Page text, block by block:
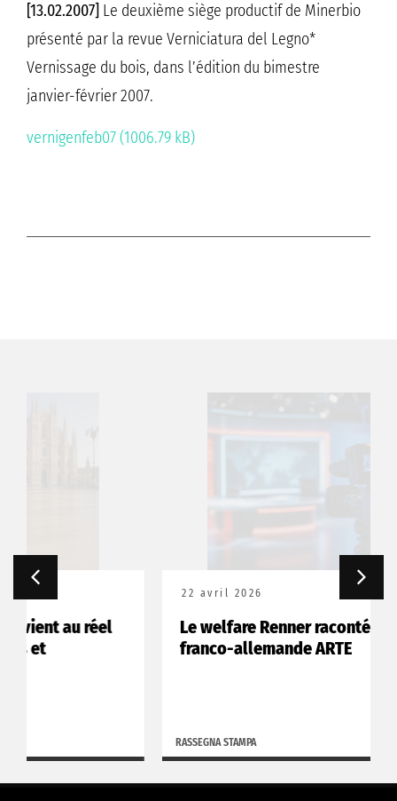
[13.02.2007] Le deuxième siège productif de Minerbio
présenté par la revue Verniciatura del Legno*
Vernissage du bois, dans l’édition du bimestre
janvier-février 2007.
vernigenfeb07 (1006.79 kB)
Le welfare Renner raconté par la chaîne
franco-allemande ARTE